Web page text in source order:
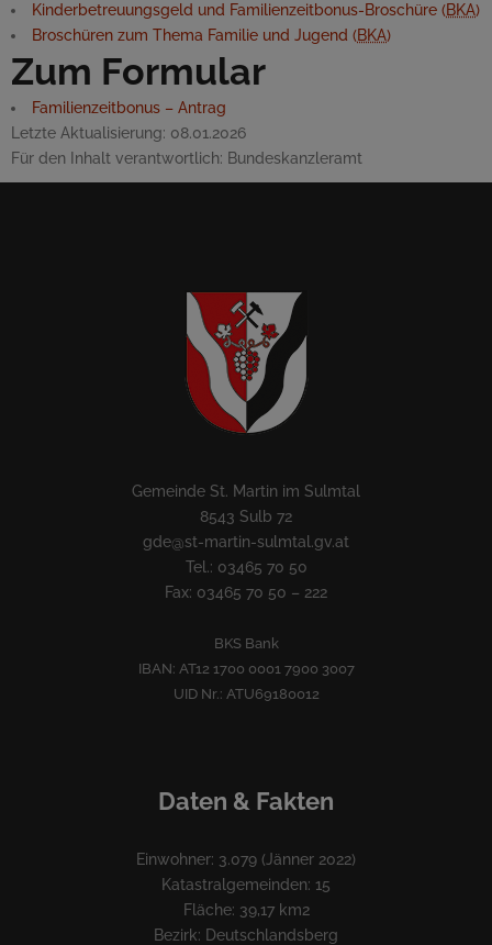
Kinderbetreuungsgeld und Familienzeitbonus-Broschüre (BKA)
Broschüren zum Thema Familie und Jugend (BKA)
Zum Formular
Familienzeitbonus – Antrag
Letzte Aktualisierung: 08.01.2026
Für den Inhalt verantwortlich: Bundeskanzleramt
Gemeinde St. Martin im Sulmtal
8543 Sulb 72
gde@st-martin-sulmtal.gv.at
Tel.: 03465 70 50
Fax: 03465 70 50 – 222
BKS Bank
IBAN: AT12 1700 0001 7900 3007
UID Nr.: ATU69180012
Daten & Fakten
Einwohner: 3.079 (Jänner 2022)
Katastralgemeinden: 15
Fläche: 39,17 km2
Bezirk: Deutschlandsberg